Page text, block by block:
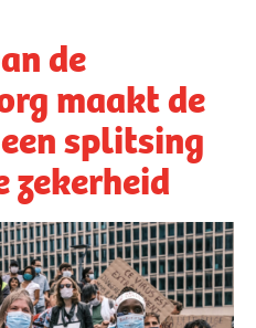
de
maakt de
splitsing
zekerheid